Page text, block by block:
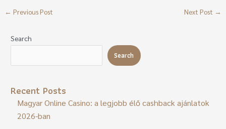
← Previous Post Next Post →
Search
Search
Recent Posts
Magyar Online Casino: a legjobb élő cashback ajánlatok
2026-ban